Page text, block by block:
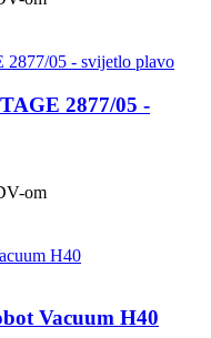
2877/05 -
om
Vacuum H40